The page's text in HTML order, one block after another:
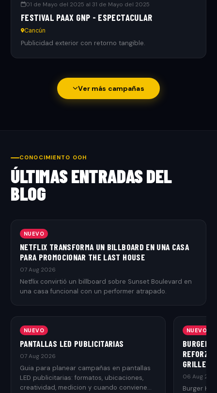
01 de Mayo del 2025 al 31 de Mayo del 2025
FESTIVAL PAAX GNP - ESPECTACULAR
Cancún
Publicidad exterior con retorno tangible.
Ver más campañas
CONOCIMIENTO OOH
ÚLTIMAS ENTRADAS DEL
BLOG
NUEVO
NETFLIX TRANSFORMA UN BILLBOARD EN UNA CASA
PARA PROMOCIONAR THE LAST HOUSE
07 Aug 2026
Netflix convirtió un billboard sobre Sunset Boulevard en
una casa funcional con un performer atrapado.
NUEVO
PANTALLAS LED PUBLICITARIAS
07 Aug 2026
Guia para planear campañas en pantallas
LED publicitarias: formatos, ubicaciones,
creatividad, medicion y cuando conviene
NUEVO
BURGER
GRILLED
06 Aug
Burger